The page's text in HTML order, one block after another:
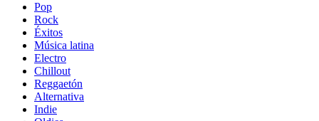
Pop
Rock
Éxitos
Música latina
Electro
Chillout
Reggaetón
Alternativa
Indie